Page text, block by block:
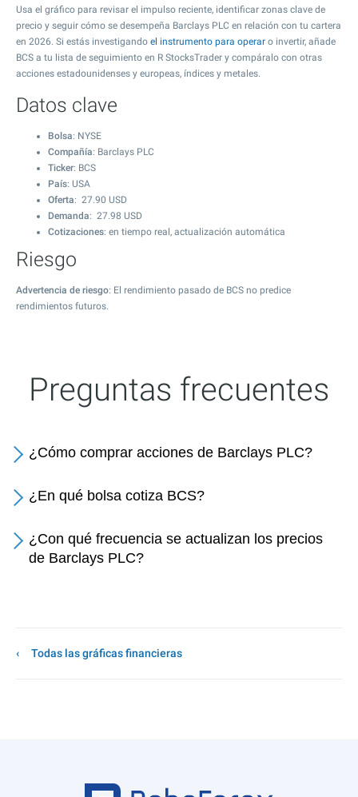
Usa el gráfico para revisar el impulso reciente, identificar zonas clave de
precio y seguir cómo se desempeña Barclays PLC en relación con tu cartera
en 2026. Si estás investigando el instrumento para operar o invertir, añade
BCS a tu lista de seguimiento en R StocksTrader y compáralo con otras
acciones estadounidenses y europeas, índices y metales.
Datos clave
Bolsa: NYSE
Compañía: Barclays PLC
Ticker: BCS
País: USA
Oferta: 27.90 USD
Demanda: 27.98 USD
Cotizaciones: en tiempo real, actualización automática
Riesgo
Advertencia de riesgo: El rendimiento pasado de BCS no predice
rendimientos futuros.
Preguntas frecuentes
¿Cómo comprar acciones de Barclays PLC?
¿En qué bolsa cotiza BCS?
¿Con qué frecuencia se actualizan los precios
de Barclays PLC?
Todas las gráficas financieras